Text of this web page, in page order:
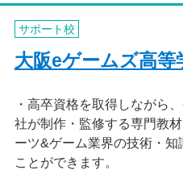
サポート校
大阪eゲームズ高等
高卒資格を取得しながら
社が制作・監修する専門教
ーツ&ゲーム業界の技術・知
ことができます。